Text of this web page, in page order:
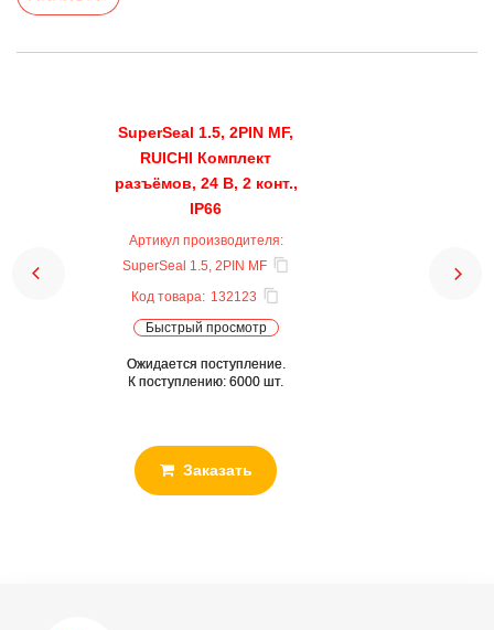
SuperSeal 1.5, 2PIN MF,
RUICHI Комплект
разъёмов, 24 В, 2 конт.,
IP66
Артикул производителя:
SuperSeal 1.5, 2PIN MF
Код товара: 132123
Быстрый просмотр
Ожидается поступление.
К поступлению: 6000 шт.
Заказать